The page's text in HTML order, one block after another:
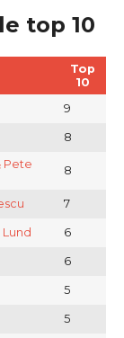
top 10
Top
10
9
8
Pete
8
7
6
6
5
5